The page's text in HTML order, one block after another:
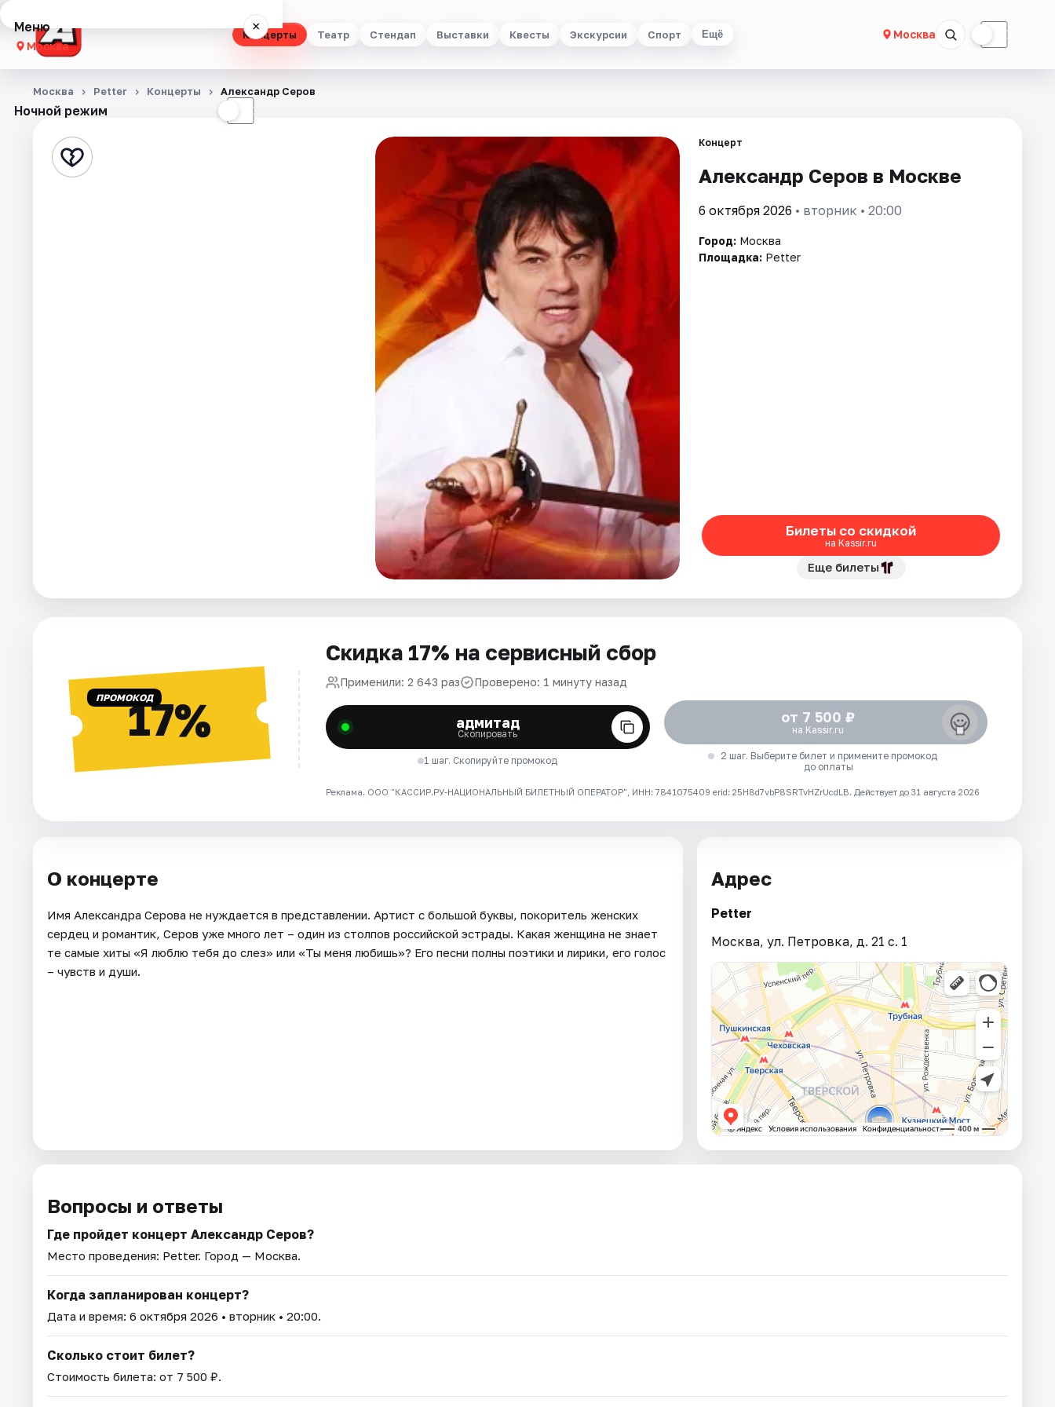
Концерты Театр Стендап Выставки Квесты Экскурсии Спорт Ещё Москва ☾
Меню ×
Москва
Концерты
Стендап
Ночной режим ☾
Москва Petter Концерты Александр Серов
Концерт
Александр Серов в Москве
6 октября 2026 • вторник • 20:00
Город: Москва
Площадка: Petter
Билеты со скидкой
на Kassir.ru
Еще билеты
ПРОМОКОД17%
Скидка 17% на сервисный сбор
Применили: 2 643 раз Проверено: 1 минуту назад
адмитад
Скопировать
1 шаг. Скопируйте промокод
от 7 500 ₽
на Kassir.ru
2 шаг. Выберите билет и примените промокод
до оплаты
Реклама. ООО "КАССИР.РУ-НАЦИОНАЛЬНЫЙ БИЛЕТНЫЙ ОПЕРАТОР", ИНН: 7841075409 erid: 25H8d7vbP8SRTvHZrUcdLB. Действует до 31 августа 2026
О концерте
Имя Александра Серова не нуждается в представлении. Артист с большой буквы, покоритель женских
сердец и романтик, Серов уже много лет – один из столпов российской эстрады. Какая женщина не знает
те самые хиты «Я люблю тебя до слез» или «Ты меня любишь»? Его песни полны поэтики и лирики, его голос
– чувств и души.
Адрес
Petter
Москва, ул. Петровка, д. 21 с. 1
Вопросы и ответы
Где пройдет концерт Александр Серов?
Место проведения: Petter. Город — Москва.
Когда запланирован концерт?
Дата и время: 6 октября 2026 • вторник • 20:00.
Сколько стоит билет?
Стоимость билета: от 7 500 ₽.